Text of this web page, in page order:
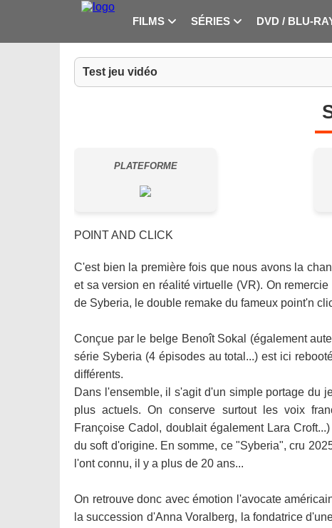
FILMS SÉRIES DVD / BLU-
Test jeu vidéo
PLATEFORME
POINT AND CLICK
C'est bien la première fois que nous avons la
et sa version en réalité virtuelle (VR). On
de Syberia, le double remake du fameux point'n
Conçue par le belge Benoît Sokal (également
série Syberia (4 épisodes au total...) est ici
différents.
Dans l'ensemble, il s'agit d'un simple portage du
plus actuels. On conserve surtout les voix
Françoise Cadol, doublait également Lara
du soft d'origine. En somme, ce "Syberia", cru
l'ont connu, il y a plus de 20 ans...
On retrouve donc avec émotion l'avocate
la succession d'Anna Voralberg, la fondatrice